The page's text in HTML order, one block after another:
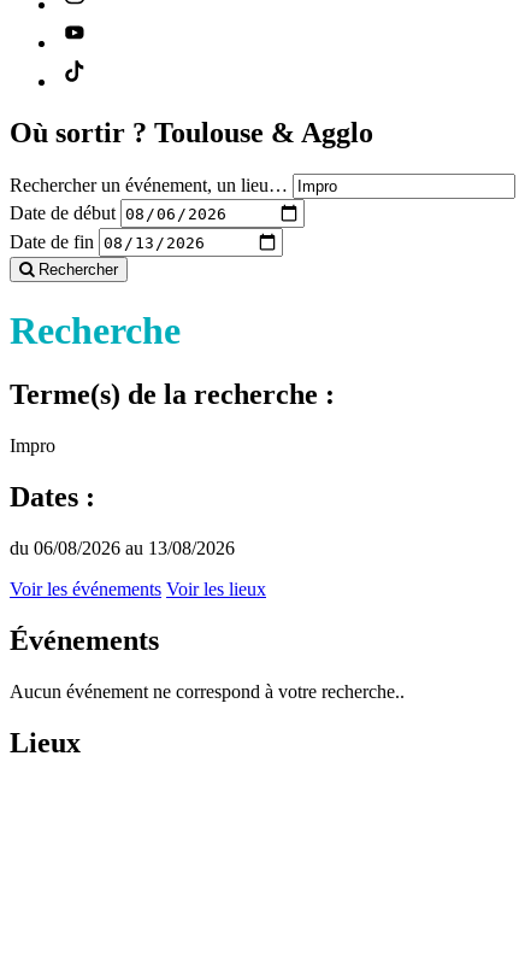
Où sortir ? Toulouse & Agglo
Rechercher un événement, un lieu…
Date de début
Date de fin
Rechercher
Recherche
Terme(s) de la recherche :
Impro
Dates :
du 06/08/2026 au 13/08/2026
Voir les événements Voir les lieux
Événements
Aucun événement ne correspond à votre recherche..
Lieux